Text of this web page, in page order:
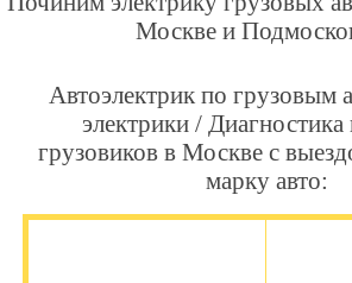
Москве и
Автоэлектрик по грузовым
электрики /
грузовиков в Москве с
марку авто: